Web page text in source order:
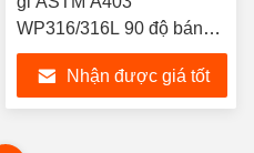
WP316/316L 90 độ bán
kính ngắn khuỷu tay
Nhận được giá tốt